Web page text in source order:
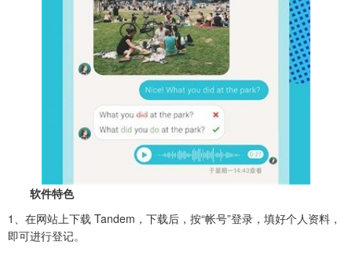
软件特色
1、在网站上下载 Tandem，下载后，按“帐号”登录，填好个人资料，
即可进行登记。